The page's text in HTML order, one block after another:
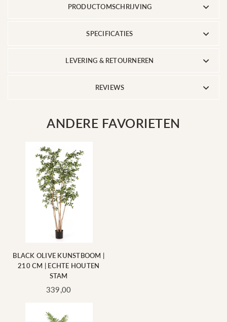
PRODUCTOMSCHRIJVING
SPECIFICATIES
LEVERING & RETOURNEREN
REVIEWS
ANDERE FAVORIETEN
BLACK OLIVE KUNSTBOOM |
210 CM | ECHTE HOUTEN
STAM
Standaard
339,00